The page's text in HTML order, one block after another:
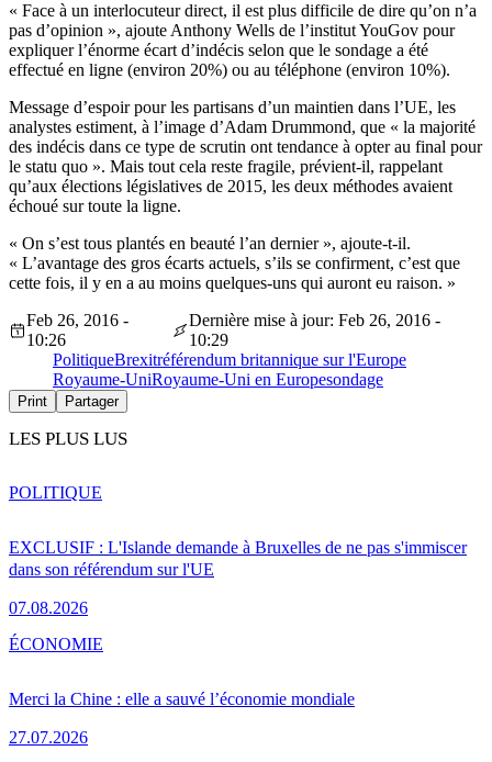
« Face à un interlocuteur direct, il est plus difficile de dire qu’on n’a
pas d’opinion », ajoute Anthony Wells de l’institut YouGov pour
expliquer l’énorme écart d’indécis selon que le sondage a été
effectué en ligne (environ 20%) ou au téléphone (environ 10%).
Message d’espoir pour les partisans d’un maintien dans l’UE, les
analystes estiment, à l’image d’Adam Drummond, que « la majorité
des indécis dans ce type de scrutin ont tendance à opter au final pour
le statu quo ». Mais tout cela reste fragile, prévient-il, rappelant
qu’aux élections législatives de 2015, les deux méthodes avaient
échoué sur toute la ligne.
« On s’est tous plantés en beauté l’an dernier », ajoute-t-il.
« L’avantage des gros écarts actuels, s’ils se confirment, c’est que
cette fois, il y en a au moins quelques-uns qui auront eu raison. »
Feb 26, 2016 -
10:26
Dernière mise à jour: Feb 26, 2016 -
10:29
PolitiqueBrexitréférendum britannique sur l'Europe
Royaume-UniRoyaume-Uni en Europesondage
Print Partager
LES PLUS LUS
EXCLUSIF : L'Islande demande à Bruxelles de ne pas s'immiscer
dans son référendum sur l'UE
07.08.2026
POLITIQUE
Merci la Chine : elle a sauvé l’économie mondiale
27.07.2026
ÉCONOMIE